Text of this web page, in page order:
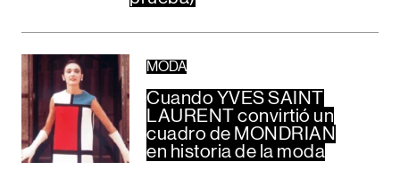
MODA
Cuando YVES SAINT
LAURENT convirtió un
cuadro de MONDRIAN
en historia de la moda